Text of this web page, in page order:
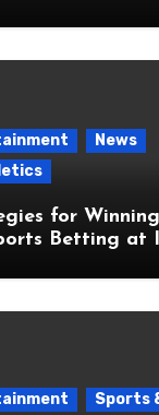
News
for
Betting at
Sports